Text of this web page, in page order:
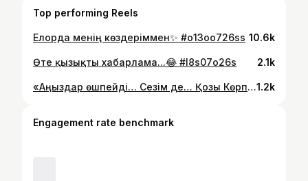
Top performing Reels
Елорда менің көздеріммен✨ #o13oo726ss 10.6k
Өте қызықты хабарлама...😂 #l8s07о26s 2.1k
«Аңыздар өшпейді… Сезім де… Қозы Көрпеш – Баян Сұлу біздің нұсқамызда 🤍✨» 1.2.3...1.2k
Engagement rate benchmark